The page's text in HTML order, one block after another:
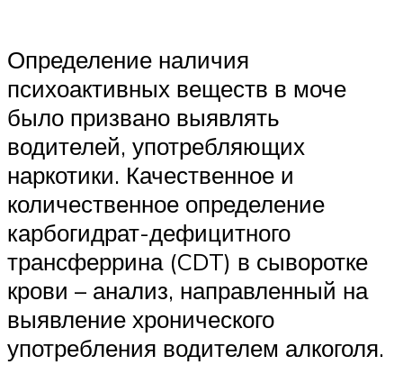
Определение наличия
психоактивных веществ в моче
было призвано выявлять
водителей, употребляющих
наркотики. Качественное и
количественное определение
карбогидрат-дефицитного
трансферрина (CDT) в сыворотке
крови – анализ, направленный на
выявление хронического
употребления водителем алкоголя.